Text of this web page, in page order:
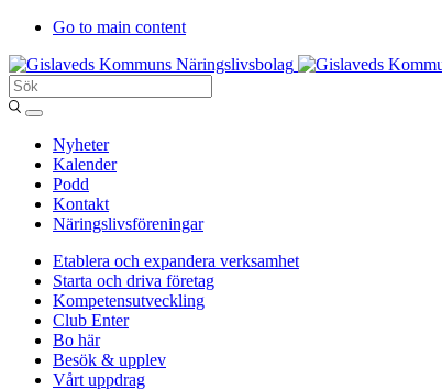
Go to main content
Sök
Entergislaved
Nyheter
Kalender
Podd
Kontakt
Näringslivsföreningar
Etablera och expandera verksamhet
Starta och driva företag
Kompetensutveckling
Club Enter
Bo här
Besök & upplev
Vårt uppdrag